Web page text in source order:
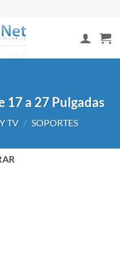
a 27 Pulgadas
TV / SOPORTES